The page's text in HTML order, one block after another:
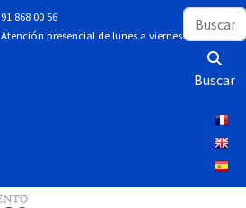
91 868 00 56
Atención presencial de lunes a viernes de 10:00 a
Buscar
Buscar